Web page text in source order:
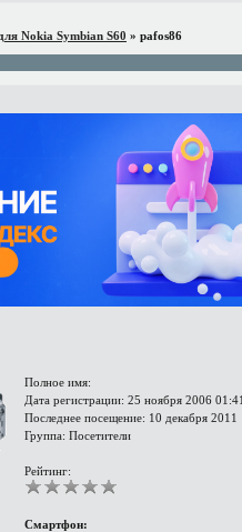
Nokia Symbian S60 » pafos86
Полное имя:
Дата регистрации: 25 ноября 2006
Последнее посещение: 10 декабря 2011
Группа: Посетители
Рейтинг:
Смартфон: